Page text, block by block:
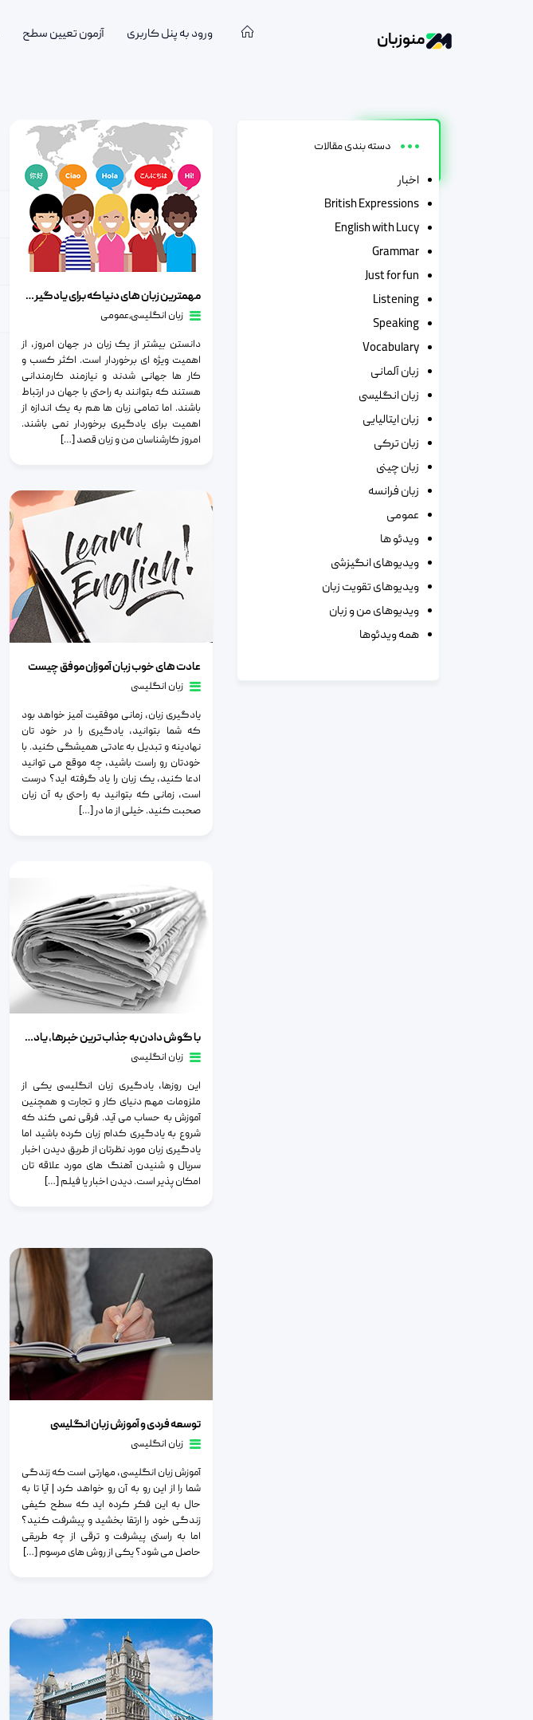
منوزبان ورود به پنل کاربری آزمون تعیین سطح
دسته:زبان انگلیسی
مهمترین زبان های دنیا که برای یادگیری آن ها باید عجله کنید
زبان انگلیسی٫عمومی
دانستن بیشتر از یک زبان در جهان امروز، از
اهمیت ویژه ای برخوردار است. اکثر کسب و
کار ها جهانی شدند و نیازمند کارمندانی
هستند که بتوانند به راحتی با جهان در ارتباط
باشند. اما تمامی زبان ها هم به یک اندازه از
اهمیت برای یادگیری برخوردار نمی باشند.
امروز کارشناسان من و زبان قصد […]
عادت های خوب زبان آموزان موفق چیست
زبان انگلیسی
یادگیری زبان، زمانی موفقیت آمیز خواهد بود
که شما بتوانید، یادگیری را در خود تان
نهادینه و تبدیل به عادتی همیشگی کنید. با
خودتان رو راست باشید، چه موقع می توانید
ادعا کنید، یک زبان را یاد گرفته اید؟ درست
است، زمانی که بتوانید به راحتی به آن زبان
صحبت کنید. خیلی از ما در […]
با گوش دادن به جذاب ترین خبرها، یادگیری زبان انگلیسی را دنبال کنید
زبان انگلیسی
این روزها، یادگیری زبان انگلیسی یکی از
ملزومات مهم دنیای کار و تجارت و همچنین
آموزش به حساب می آید. فرقی نمی کند که
شروع به یادگیری کدام زبان کرده باشید اما
یادگیری زبان مورد نظرتان از طریق دیدن اخبار
سریال و شنیدن آهنگ های مورد علاقه تان
امکان پذیر است. دیدن اخبار یا فیلم […]
توسعه فردی و آموزش زبان انگلیسی
زبان انگلیسی
آموزش زبان انگلیسی، مهارتی است که زندگی
شما را از این رو به آن رو خواهد کرد | آیا تا به
حال به این فکر کرده اید که سطح کیفی
زندگی خود را ارتقا بخشید و پیشرفت کنید؟
اما به راستی پیشرفت و ترقی از چه طریقی
حاصل می شود؟ یکی از روش های مرسوم […]
دسته بندی مقالات
اخبار
British Expressions
English with Lucy
Grammar
Just for fun
Listening
Speaking
Vocabulary
زبان آلمانی
زبان انگلیسی
زبان ایتالیایی
زبان ترکی
زبان چینی
زبان فرانسه
عمومی
ویدئو ها
ویدیوهای انگیزشی
ویدیوهای تقویت زبان
ویدیوهای من و زبان
همه ویدئوها